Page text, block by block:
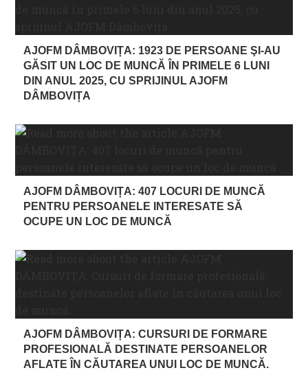
AJOFM DÂMBOVIȚA: 1923 DE PERSOANE ŞI-AU
GĂSIT UN LOC DE MUNCĂ ÎN PRIMELE 6 LUNI
DIN ANUL 2025, CU SPRIJINUL AJOFM
DÂMBOVIȚA
AJOFM DÂMBOVIȚA: 407 LOCURI DE MUNCĂ
PENTRU PERSOANELE INTERESATE SĂ
OCUPE UN LOC DE MUNCĂ
AJOFM DÂMBOVIȚA: CURSURI DE FORMARE
PROFESIONALĂ DESTINATE PERSOANELOR
AFLATE ÎN CĂUTAREA UNUI LOC DE MUNCĂ.